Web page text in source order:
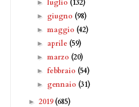
►luglio (132)
► giugno (98)
►maggio (42)
► aprile (59)
►marzo (20)
►febbraio (54)
► gennaio (31)
► 2019(685)